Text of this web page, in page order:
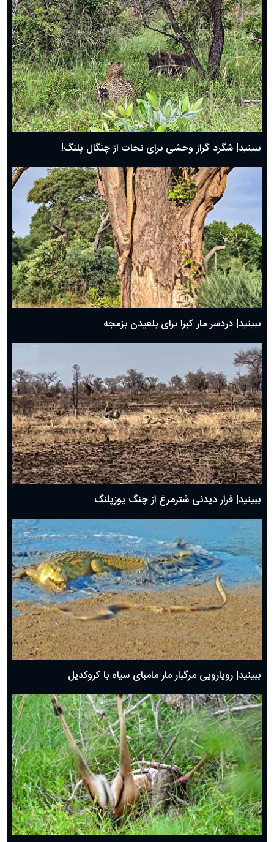
ببینید| شگرد گراز وحشی برای نجات از چنگال پلنگ!
ببینید| دردسر مار کبرا برای بلعیدن بزمجه
ببینید| فرار دیدنی شترمرغ از چنگ یوزپلنگ
ببینید| رویارویی مرگبار مار مامبای سیاه با کروکدیل